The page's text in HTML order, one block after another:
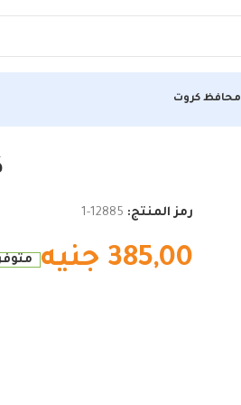
محافظ كروت
رمز المنتج: 12885-1
385,00 جنيه